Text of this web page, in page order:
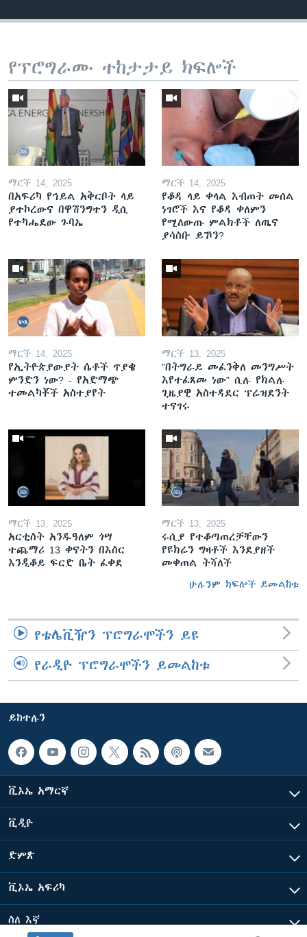
የፕሮግራሙ ተከታታይ ክፍሎች
ማርች 14, 2025
በአፍሪካ የኅይል አቅርቦት ላይ
ያተኮረውና በዋሽንግተን ዲሲ
የተካሔደው ጉባኤ
ማርች 14, 2025
የቆዳ ላይ ቀላል እብጠት መሰል
ነገሮች እና የቆዳ ቀለምን
የሚለውጡ ምልክቶች ለጤና
ያሳስቡ ይኾን?
ማርች 14, 2025
የኢትዮጵያውያት ሴቶች ጥያቄ
ምንድን ነው? - የአድማጭ
ተመልካቾች አስተያየት
ማርች 13, 2025
"በትግራይ መፈንቅለ መንግሥት
እየተፈጸመ ነው" ሲሉ የክልሉ
ጊዜያዊ አስተዳደር ፕሬዝደንት
ተናገሩ
ማርች 13, 2025
አርቲስት አንዱዓለም ጎሣ
ተጨማሪ 13 ቀናትን በእስር
እንዲቆይ ፍርድ ቤት ፈቀደ
ማርች 13, 2025
ሩሲያ የተቆጣጠረቻቸውን
የዩክሬን ግዛቶች እንደያዘች
መቀጠል ትሻለች
ሁሉንም ክፍሎች ይመልከቱ
የቴሌቪዥን ፕሮግራሞችን ይዩ
የራዲዮ ፕሮግራሞችን ይመልከቱ
ይከተሉን
ቪኦኤ አማርኛ
ቪዲዮ
ድምጽ
ቪኦኤ አፍሪካ
ስለ እኛ